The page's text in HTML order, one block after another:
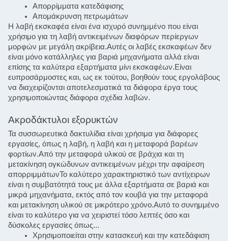
Απορρίμματα κατεδάφισης
Απομάκρυνση πετρωμάτων
Η λαβή εκσκαφέα είναι ένα ισχυρό συνημμένο που είναι
χρήσιμο για τη λαβή αντικειμένων διαφόρων περίεργων
μορφών με μεγάλη ακρίβεια.Αυτές οι λαβές εκσκαφέων δεν
είναι μόνο κατάλληλες για βαριά μηχανήματα αλλά είναι
επίσης τα καλύτερα εξαρτήματα μίνι εκσκαφέων.Είναι
ευπροσάρμοστες και, ως εκ τούτου, βοηθούν τους εργολάβους
να διαχειρίζονται αποτελεσματικά τα διάφορα έργα τους
χρησιμοποιώντας διάφορα σχέδια λαβών.
Ακροδάκτυλοι εξορυκτών
Τα συσσωρευτικά δακτυλίδια είναι χρήσιμα για διάφορες
εργασίες, όπως η λαβή, η λαβή και η μεταφορά βαρέων
φορτίων.Από την μεταφορά υλικού σε βράχια και τη
μετακίνηση ογκώδυνων αντικειμένων μέχρι την αφαίρεση
απορριμμάτωνΤο καλύτερο χαρακτηριστικό των αντίχειρων
είναι η συμβατότητά τους με άλλα εξαρτήματα σε βαριά και
μικρά μηχανήματα, εκτός από τον κουβά για την μεταφορά
και μετακίνηση υλικού σε μικρότερο χρόνο.Αυτό το συνημμένο
είναι το καλύτερο για να χειριστεί τόσο λεπτές όσο και
δύσκολες εργασίες όπως...
Χρησιμοποιείται στην κατασκευή και την κατεδάφιση